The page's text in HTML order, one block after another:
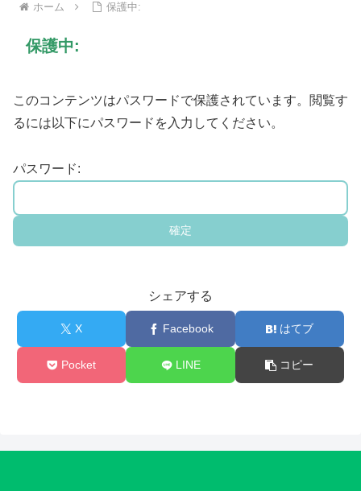
ホーム 保護中:
保護中:
このコンテンツはパスワードで保護されています。閲覧す
るには以下にパスワードを入力してください。
パスワード:
シェアする
X Facebook はてブ
Pocket LINE コピー